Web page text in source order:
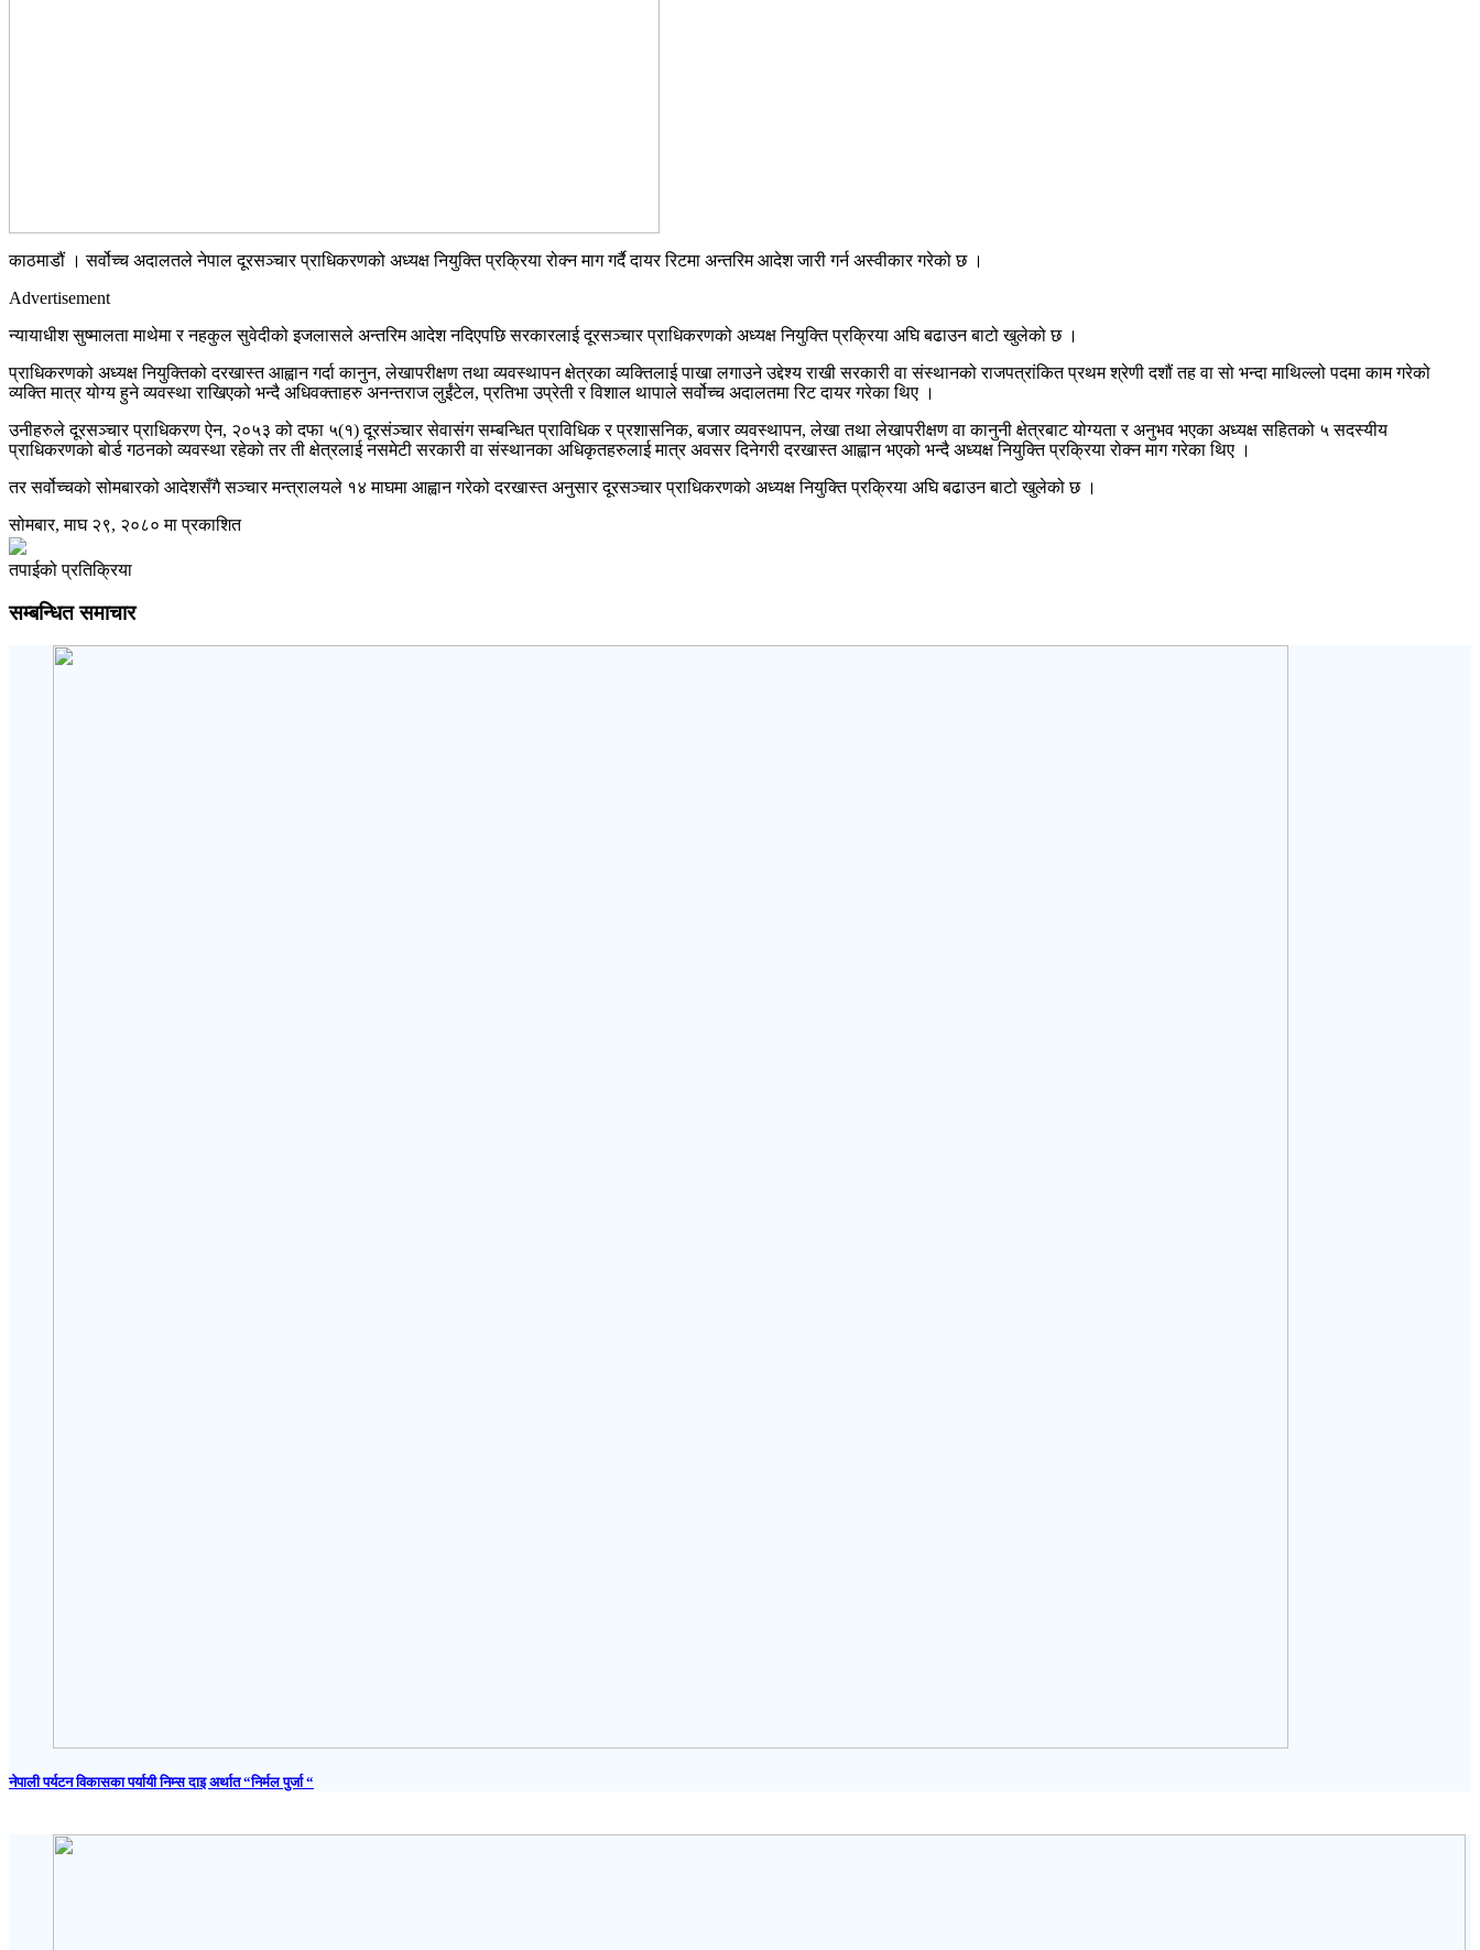
काठमाडौं । सर्वोच्च अदालतले नेपाल दूरसञ्चार प्राधिकरणको अध्यक्ष नियुक्ति प्रक्रिया रोक्न माग गर्दै दायर रिटमा अन्तरिम आदेश जारी गर्न अस्वीकार गरेको छ ।
Advertisement
न्यायाधीश सुष्मालता माथेमा र नहकुल सुवेदीको इजलासले अन्तरिम आदेश नदिएपछि सरकारलाई दूरसञ्चार प्राधिकरणको अध्यक्ष नियुक्ति प्रक्रिया अघि बढाउन बाटो खुलेको छ ।
प्राधिकरणको अध्यक्ष नियुक्तिको दरखास्त आह्वान गर्दा कानुन, लेखापरीक्षण तथा व्यवस्थापन क्षेत्रका व्यक्तिलाई पाखा लगाउने उद्देश्य राखी सरकारी वा संस्थानको राजपत्रांकित प्रथम श्रेणी दशौं तह वा सो भन्दा माथिल्लो पदमा काम गरेको
व्यक्ति मात्र योग्य हुने व्यवस्था राखिएको भन्दै अधिवक्ताहरु अनन्तराज लुईंटेल, प्रतिभा उप्रेती र विशाल थापाले सर्वोच्च अदालतमा रिट दायर गरेका थिए ।
उनीहरुले दूरसञ्चार प्राधिकरण ऐन, २०५३ को दफा ५(१) दूरसंञ्चार सेवासंग सम्बन्धित प्राविधिक र प्रशासनिक, बजार व्यवस्थापन, लेखा तथा लेखापरीक्षण वा कानुनी क्षेत्रबाट योग्यता र अनुभव भएका अध्यक्ष सहितको ५ सदस्यीय
प्राधिकरणको बोर्ड गठनको व्यवस्था रहेको तर ती क्षेत्रलाई नसमेटी सरकारी वा संस्थानका अधिकृतहरुलाई मात्र अवसर दिनेगरी दरखास्त आह्वान भएको भन्दै अध्यक्ष नियुक्ति प्रक्रिया रोक्न माग गरेका थिए ।
तर सर्वोच्चको सोमबारको आदेशसँगै सञ्चार मन्त्रालयले १४ माघमा आह्वान गरेको दरखास्त अनुसार दूरसञ्चार प्राधिकरणको अध्यक्ष नियुक्ति प्रक्रिया अघि बढाउन बाटो खुलेको छ ।
सोमबार, माघ २९, २०८० मा प्रकाशित
तपाईको प्रतिक्रिया
सम्बन्धित समाचार
नेपाली पर्यटन विकासका पर्यायी निम्स दाइ अर्थात “निर्मल पुर्जा “